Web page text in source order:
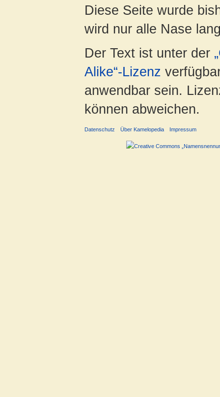
Diese Seite wurde
wird nur alle Nase
Der Text ist unter der
Alike“-Lizenz
anwendbar sein.
können abweichen.
Datenschutz Über Kamelopedia Impressum